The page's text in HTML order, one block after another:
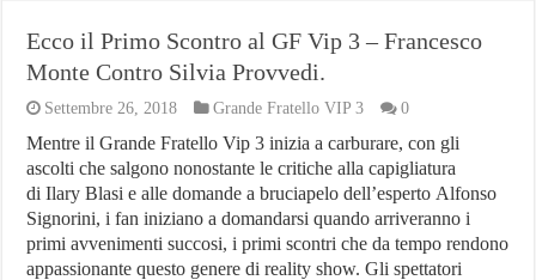
Ecco il Primo Scontro al GF Vip 3 – Francesco
Monte Contro Silvia Provvedi.
Settembre 26, 2018 Grande Fratello VIP 3 0
Mentre il Grande Fratello Vip 3 inizia a carburare, con gli
ascolti che salgono nonostante le critiche alla capigliatura
di Ilary Blasi e alle domande a bruciapelo dell’esperto Alfonso
Signorini, i fan iniziano a domandarsi quando arriveranno i
primi avvenimenti succosi, i primi scontri che da tempo rendono
appassionante questo genere di reality show. Gli spettatori